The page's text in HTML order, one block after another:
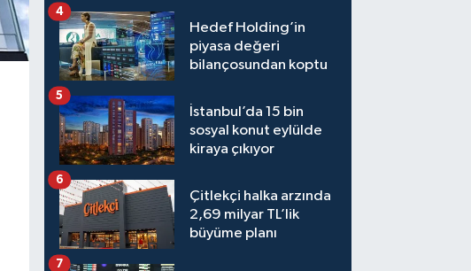
Hedef Holding’in
piyasa değeri
bilançosundan koptu
4
İstanbul’da 15 bin
sosyal konut eylülde
kiraya çıkıyor
5
Çitlekçi halka arzında
2,69 milyar TL’lik
büyüme planı
6
7